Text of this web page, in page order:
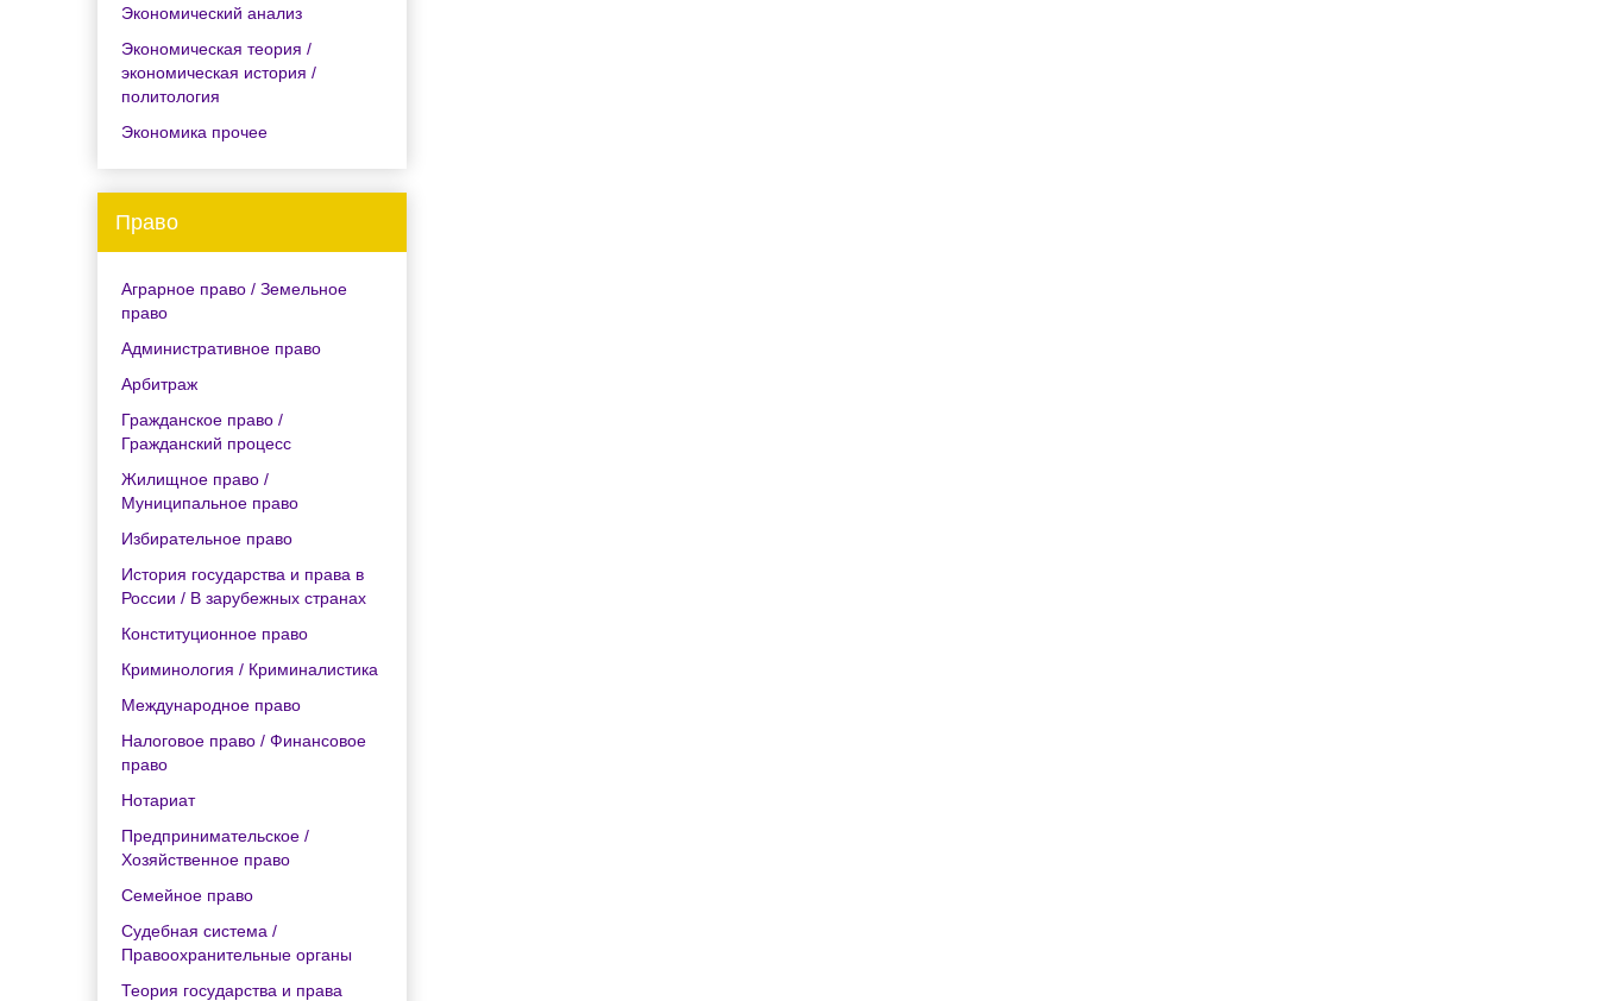
Экономический анализ
Экономическая теория /
экономическая история /
политология
Экономика прочее
Право
Аграрное право / Земельное
право
Административное право
Арбитраж
Гражданское право /
Гражданский процесс
Жилищное право /
Муниципальное право
Избирательное право
История государства и права в
России / В зарубежных странах
Конституционное право
Криминология / Криминалистика
Международное право
Налоговое право / Финансовое
право
Нотариат
Предпринимательское /
Хозяйственное право
Семейное право
Судебная система /
Правоохранительные органы
Теория государства и права